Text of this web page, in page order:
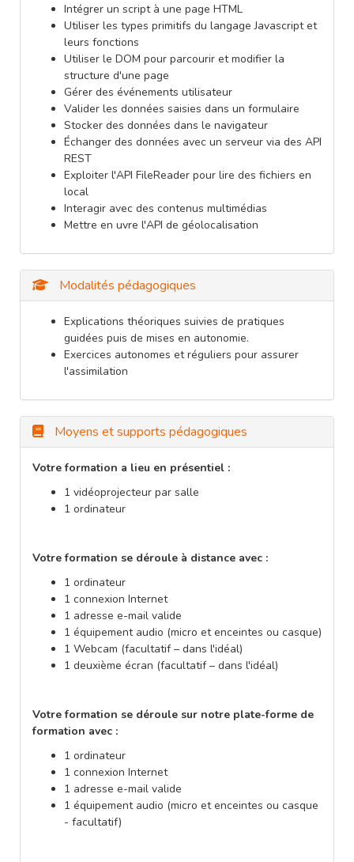
Intégrer un script à une page HTML
Utiliser les types primitifs du langage Javascript et
leurs fonctions
Utiliser le DOM pour parcourir et modifier la
structure d'une page
Gérer des événements utilisateur
Valider les données saisies dans un formulaire
Stocker des données dans le navigateur
Échanger des données avec un serveur via des API
REST
Exploiter l'API FileReader pour lire des fichiers en
local
Interagir avec des contenus multimédias
Mettre en uvre l'API de géolocalisation
Modalités pédagogiques
Explications théoriques suivies de pratiques
guidées puis de mises en autonomie.
Exercices autonomes et réguliers pour assurer
l'assimilation
Moyens et supports pédagogiques
Votre formation a lieu en présentiel :
1 vidéoprojecteur par salle
1 ordinateur
Votre formation se déroule à distance avec :
1 ordinateur
1 connexion Internet
1 adresse e-mail valide
1 équipement audio (micro et enceintes ou casque)
1 Webcam (facultatif – dans l'idéal)
1 deuxième écran (facultatif – dans l'idéal)
Votre formation se déroule sur notre plate-forme de
formation avec :
1 ordinateur
1 connexion Internet
1 adresse e-mail valide
1 équipement audio (micro et enceintes ou casque
- facultatif)